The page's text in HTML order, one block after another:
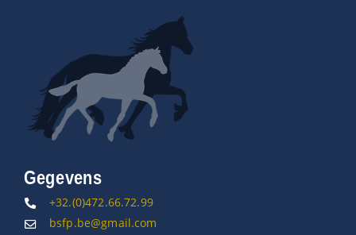
Gegevens
+32.(0)472.66.72.99
bsfp.be@gmail.com